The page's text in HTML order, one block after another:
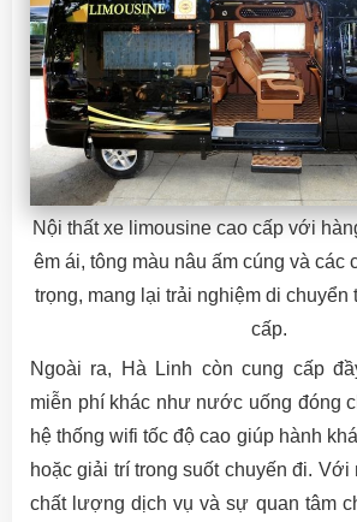
Nội thất xe limousine cao cấp với
êm ái, tông màu nâu ấm cúng và các
trọng, mang lại trải nghiệm di chuyển
cấp.
Ngoài ra, Hà Linh còn cung cấp
miễn phí khác như nước uống đóng
hệ thống wifi tốc độ cao giúp hành
hoặc giải trí trong suốt chuyến đi. Với
chất lượng dịch vụ và sự quan tâm